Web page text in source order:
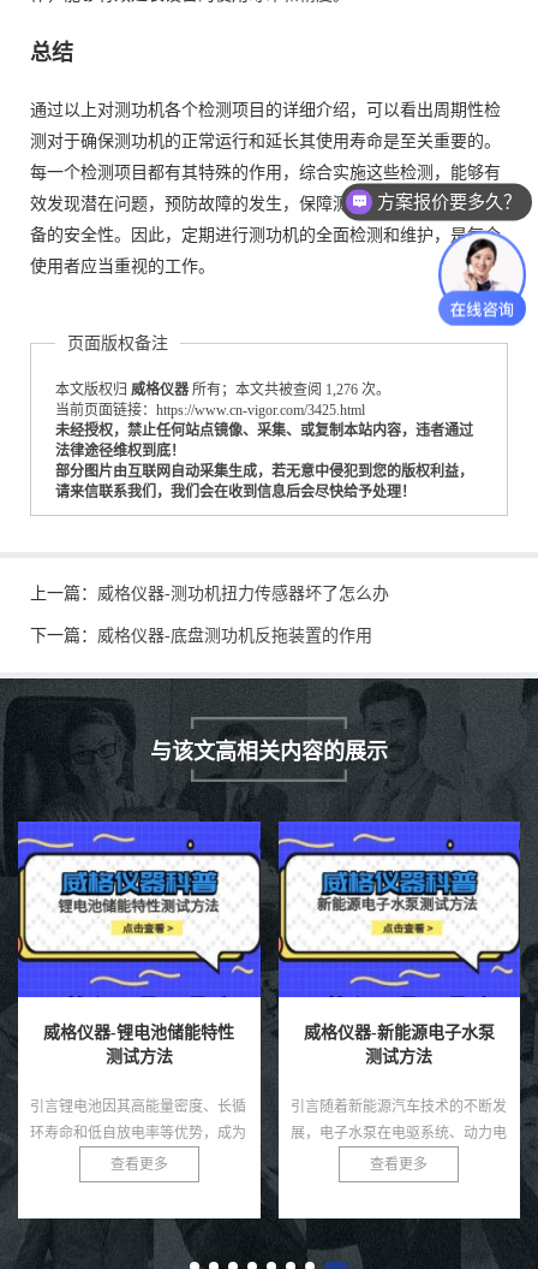
总结
通过以上对测功机各个检测项目的详细介绍，可以看出周期性检
测对于确保测功机的正常运行和延长其使用寿命是至关重要的。
每一个检测项目都有其特殊的作用，综合实施这些检测，能够有
效发现潜在问题，预防故障的发生，保障测试数据的准确性和设
备的安全性。因此，定期进行测功机的全面检测和维护，是每个
使用者应当重视的工作。
页面版权备注
本文版权归 威格仪器 所有；本文共被查阅 1,276 次。
当前页面链接：https://www.cn-vigor.com/3425.html
未经授权，禁止任何站点镜像、采集、或复制本站内容，违者通过
法律途径维权到底！
部分图片由互联网自动采集生成，若无意中侵犯到您的版权利益，
请来信联系我们，我们会在收到信息后会尽快给予处理！
上一篇： 威格仪器-测功机扭力传感器坏了怎么办
下一篇： 威格仪器-底盘测功机反拖装置的作用
与该文高相关内容的展示
威格仪器-新能源电子水泵
测试方法
引言随着新能源汽车技术的不断发
展，电子水泵在电驱系统、动力电
池、热管理模块等环节中起着至关
重要的冷却作用。相比传统机械水
查看更多
威格仪器-充电桩极限测试
方法有哪些
引言随着电动汽车市场的蓬勃发
展，充电桩作为新能源汽车生态系
统的核心基础设施，其性能和可靠
性直接影响用户体验和电网安全。
低...
查看更多
方案报价要多久？